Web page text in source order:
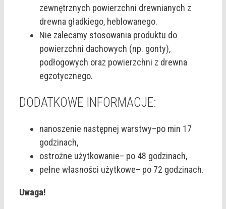
zewnętrznych powierzchni drewnianych z
drewna gładkiego, heblowanego.
Nie zalecamy stosowania produktu do
powierzchni dachowych (np. gonty),
podłogowych oraz powierzchni z drewna
egzotycznego.
DODATKOWE INFORMACJE:
nanoszenie następnej warstwy–po min 17
godzinach,
ostrożne użytkowanie– po 48 godzinach,
pełne własności użytkowe– po 72 godzinach.
Uwaga!